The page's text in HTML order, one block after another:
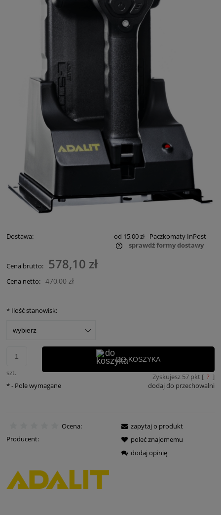
Dostawa: od 15,00 zł- Paczkomaty InPost
sprawdź formy dostawy
Cena brutto: 578,10 zł
Cena netto: 470,00 zł
* Ilość stanowisk:
szt.
DO KOSZYKA
Zyskujesz 57pkt [ ? ]
dodaj do przechowalni
*- Pole wymagane
Ocena:
Producent:
zapytaj o produkt
poleć znajomemu
dodaj opinię